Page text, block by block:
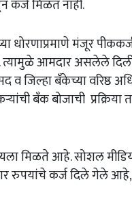
मिळत नाही.
धोरणाप्रमाणे मंजूर
त्यामुळे आमदार असलेले
जिल्हा बँकेच्या वरिष्ठ
बँक बोजाची प्रक्रिया
मिळते आहे. सोशल
रुपयांचे कर्ज दिले गेले